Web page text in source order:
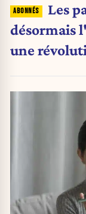
Les
désormais
une